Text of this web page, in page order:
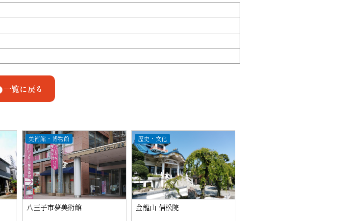
一覧に戻る
美術館・博物館
八王子市夢美術館
歴史・文化
金龍山 信松院